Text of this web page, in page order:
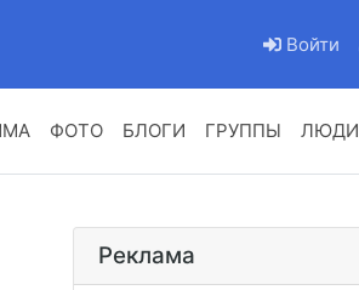
Войти
ФОТО БЛОГИ ГРУППЫ ЛЮДИ
Реклама